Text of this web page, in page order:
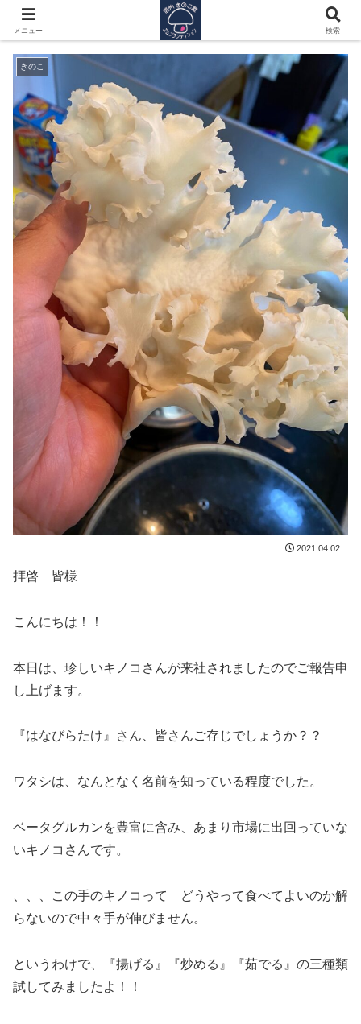
桜咲く、はなびらたけ来る！
きのこ
2021.04.02
拝啓 皆様
こんにちは！！
本日は、珍しいキノコさんが来社されましたのでご報告申
し上げます。
『はなびらたけ』さん、皆さんご存じでしょうか？？
ワタシは、なんとなく名前を知っている程度でした。
ベータグルカンを豊富に含み、あまり市場に出回っていな
いキノコさんです。
、、、この手のキノコって どうやって食べてよいのか解
らないので中々手が伸びません。
というわけで、『揚げる』『炒める』『茹でる』の三種類
試してみましたよ！！
メニュー 検索